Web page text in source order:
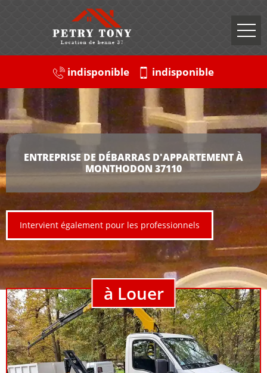
indisponible indisponible
ENTREPRISE DE DÉBARRAS D'APPARTEMENT À
MONTHODON 37110
Intervient également pour les professionnels
à Louer